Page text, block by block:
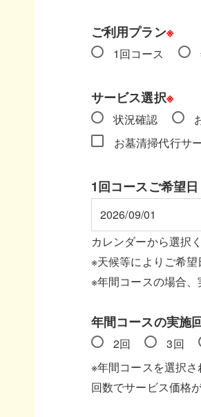
ご利用プラン※
1回コース
サービス選択※
状況確認
お墓清掃代行サ
1回コースご希望日
カレンダーから選択
※天候等によりご希望
※年間コースの場合、
年間コースの実施
2回 3回
※年間コースを選択さ
回数でサービス価格